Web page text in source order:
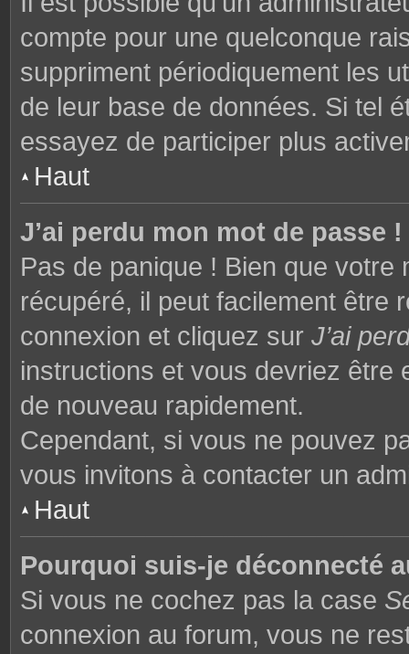
compte pour une quelconque
suppriment périodiquement les
de leur base de données. Si tel
essayez de participer plus
Haut
J’ai perdu mon mot de passe !
Pas de panique ! Bien que
récupéré, il peut facilement être
connexion et cliquez sur J’ai
instructions et vous devriez être
de nouveau rapidement.
Cependant, si vous ne pouvez
vous invitons à contacter un
Haut
Pourquoi suis-je déconnecté
Si vous ne cochez pas la case
connexion au forum, vous ne